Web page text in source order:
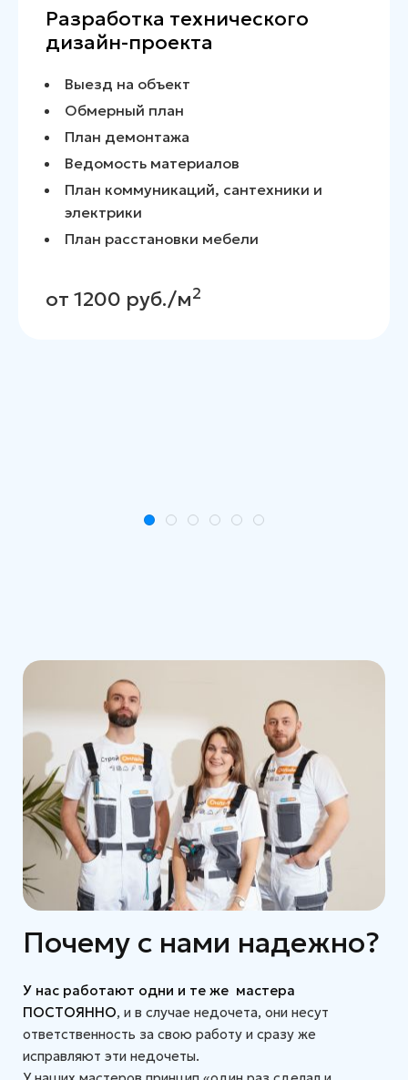
Разработка полноценного
дизайн-проекта
Выезд на объект
Обмерный план
План демонтажа
Ведомость материалов
План коммуникаций, сантехники и
электрики
План расстановки мебели
материалов 50+листов
Развертки по всем стенам; лазерный
Почему с нами надежно?
У нас работают одни и те же мастера
ПОСТОЯННО, и в случае недочета, они несут
ответственность за свою работу и сразу же
исправляют эти недочеты.